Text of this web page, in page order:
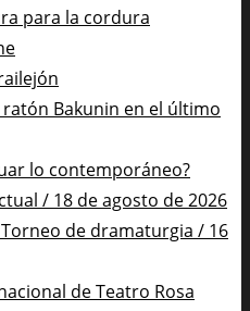
para la cordura
Bakunin en el último
lo contemporáneo?
/ 18 de agosto de 2026
de dramaturgia / 16
de Teatro Rosa